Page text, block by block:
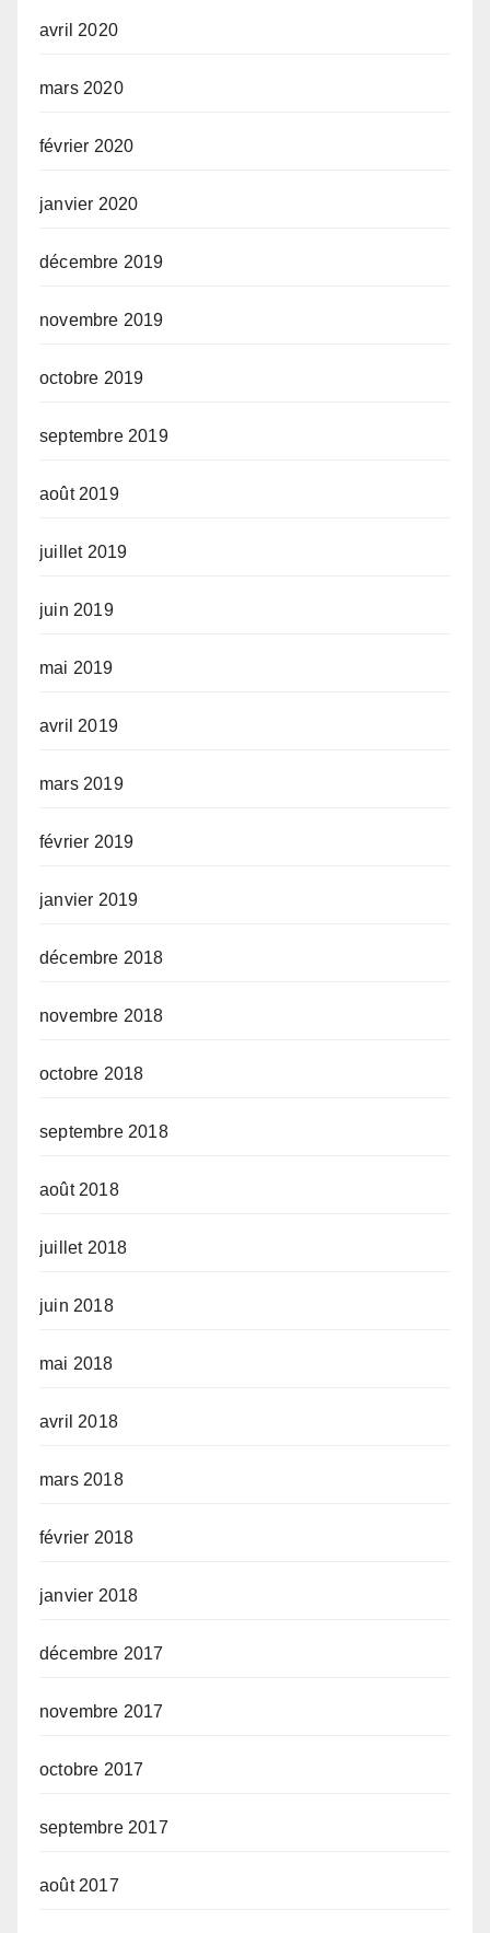
avril 2020
mars 2020
février 2020
janvier 2020
décembre 2019
novembre 2019
octobre 2019
septembre 2019
août 2019
juillet 2019
juin 2019
mai 2019
avril 2019
mars 2019
février 2019
janvier 2019
décembre 2018
novembre 2018
octobre 2018
septembre 2018
août 2018
juillet 2018
juin 2018
mai 2018
avril 2018
mars 2018
février 2018
janvier 2018
décembre 2017
novembre 2017
octobre 2017
septembre 2017
août 2017